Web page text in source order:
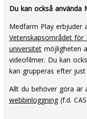
Du kan också använda
Medfarm Play erbjuder
Vetenskapsområdet för
universitetmöjligheten
videofilmer. Du kan
kan grupperas efter
Allt du behöver göra är
webbinloggning(f.d.